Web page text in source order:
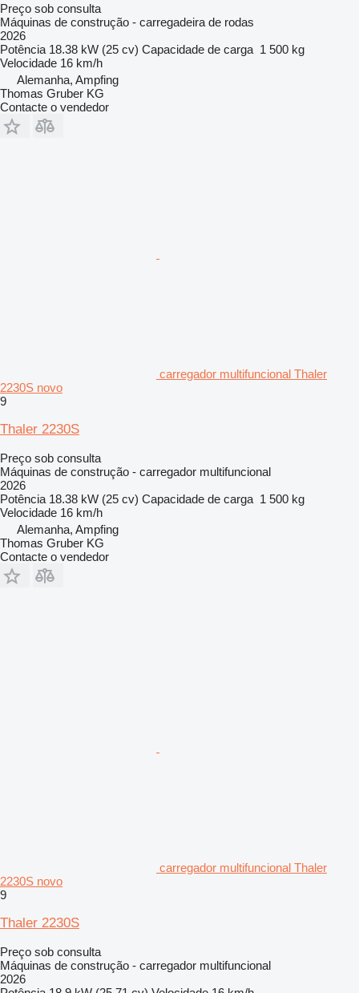
Preço sob consulta
Máquinas de construção - carregadeira de rodas
2026
Potência 18.38 kW (25 cv) Capacidade de carga 1 500 kg
Velocidade 16 km/h
Alemanha, Ampfing
Thomas Gruber KG
Contacte o vendedor
carregador multifuncional Thaler
2230S novo
9
Thaler 2230S
Preço sob consulta
Máquinas de construção - carregador multifuncional
2026
Potência 18.38 kW (25 cv) Capacidade de carga 1 500 kg
Velocidade 16 km/h
Alemanha, Ampfing
Thomas Gruber KG
Contacte o vendedor
carregador multifuncional Thaler
2230S novo
9
Thaler 2230S
Preço sob consulta
Máquinas de construção - carregador multifuncional
2026